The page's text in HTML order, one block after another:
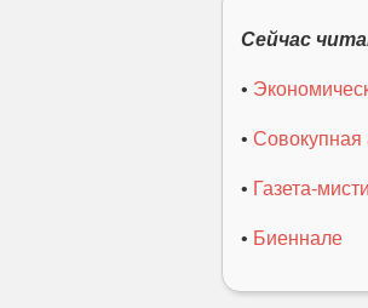
Сейчас
•
• Совокупная
• Газета-
• Биеннале